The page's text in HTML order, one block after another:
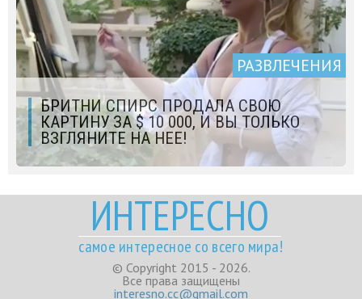
РАЗВЛЕЧЕНИЯ
БРИТНИ СПИРС ПРОДАЛА СВОЮ
КАРТИНУ ЗА $ 10 000, И ВЫ ТОЛЬКО
ВЗГЛЯНИТЕ НА НЕЕ!
ИНТЕРЕСНО
самое интересное со всего мира!
© Copyright 2015 - 2026.
Все права защищены
interesno.cc@gmail.com